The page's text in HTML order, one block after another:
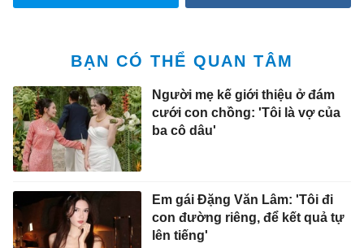
BẠN CÓ THỂ QUAN TÂM
Người mẹ kế giới thiệu ở đám
cưới con chồng: 'Tôi là vợ của
ba cô dâu'
Em gái Đặng Văn Lâm: 'Tôi đi
con đường riêng, để kết quả tự
lên tiếng'